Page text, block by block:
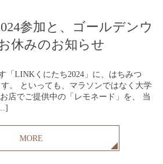
参加と、ゴールデンウ
休みのお知らせ
「LINKくにたち2024」に、はちみつ
。 といっても、マラソンではなく大学
店でご提供中の「レモネード」を、 当
MORE